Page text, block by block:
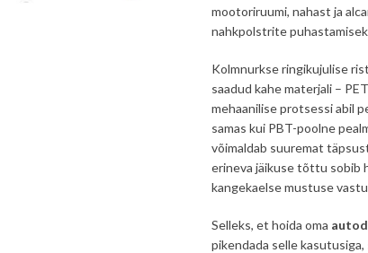
mootoriruumi, nahast ja
nahkpolstrite
Kolmnurkse ringikujulise
saadud kahe materjali –
mehaanilise protsessi abil
samas kui PBT-poolne
võimaldab suuremat
erineva jäikuse tõttu sobib
kangekaelse mustuse
Selleks, et hoida oma
pikendada selle